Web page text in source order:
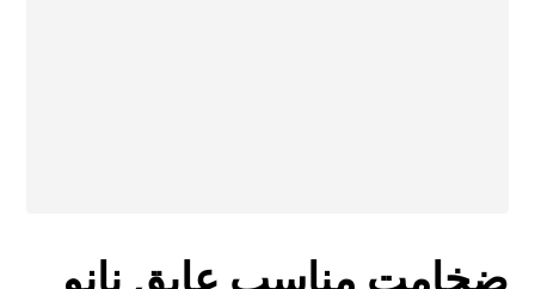
ضخامت مناسب عایق نانو